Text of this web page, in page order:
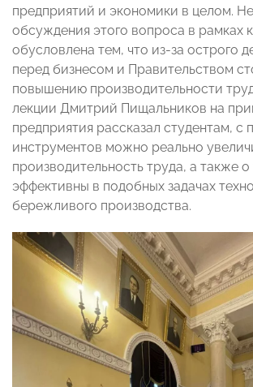
предприятий и экономики в целом.
обсуждения этого вопроса в рамках
обусловлена тем, что из-за острого
перед бизнесом и Правительством
повышению производительности
лекции Дмитрий Пищальников на
предприятия рассказал студентам, с
инструментов можно реально
производительность труда, а также
эффективны в подобных задачах
бережливого производства.